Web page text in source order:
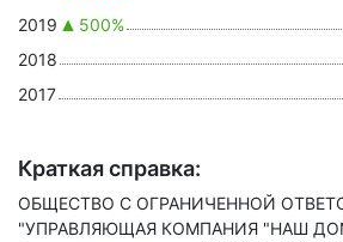
2019
500%
2018
2017
Краткая справка:
ОБЩЕСТВО С ОГРАНИЧЕННОЙ
"УПРАВЛЯЮЩАЯ КОМПАНИЯ "НАШ